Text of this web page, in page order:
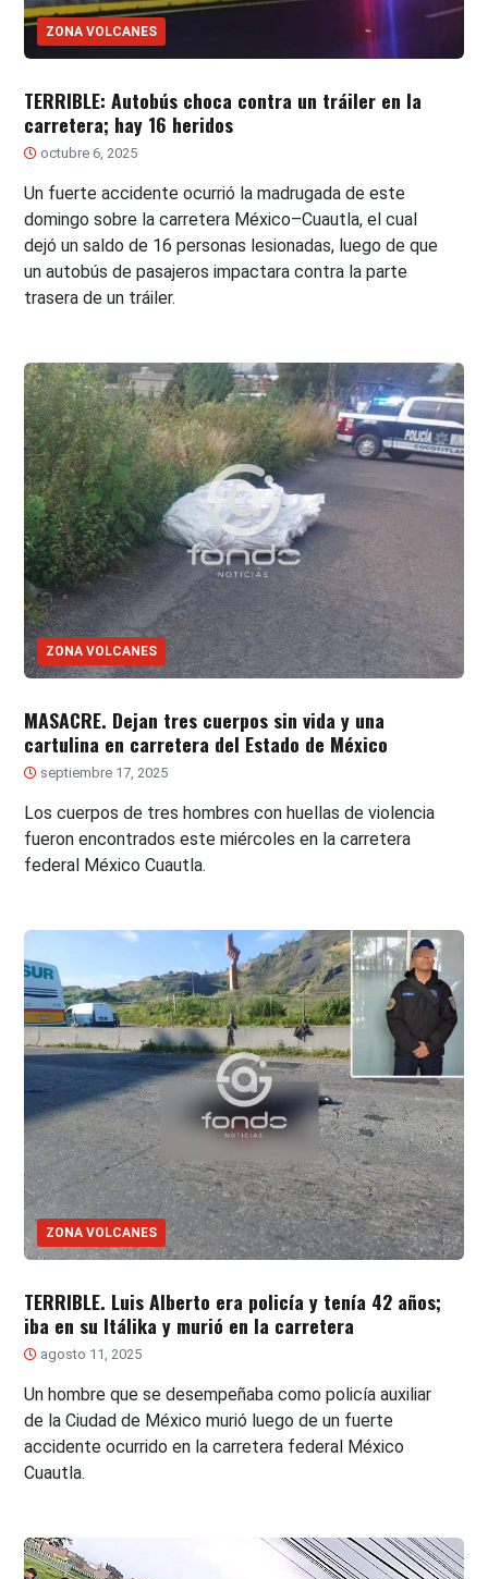
ZONA VOLCANES
TERRIBLE: Autobús choca contra un tráiler en la
carretera; hay 16 heridos
octubre 6, 2025
Un fuerte accidente ocurrió la madrugada de este
domingo sobre la carretera México–Cuautla, el cual
dejó un saldo de 16 personas lesionadas, luego de que
un autobús de pasajeros impactara contra la parte
trasera de un tráiler.
ZONA VOLCANES
MASACRE. Dejan tres cuerpos sin vida y una
cartulina en carretera del Estado de México
septiembre 17, 2025
Los cuerpos de tres hombres con huellas de violencia
fueron encontrados este miércoles en la carretera
federal México Cuautla.
ZONA VOLCANES
TERRIBLE. Luis Alberto era policía y tenía 42 años;
iba en su Itálika y murió en la carretera
agosto 11, 2025
Un hombre que se desempeñaba como policía auxiliar
de la Ciudad de México murió luego de un fuerte
accidente ocurrido en la carretera federal México
Cuautla.